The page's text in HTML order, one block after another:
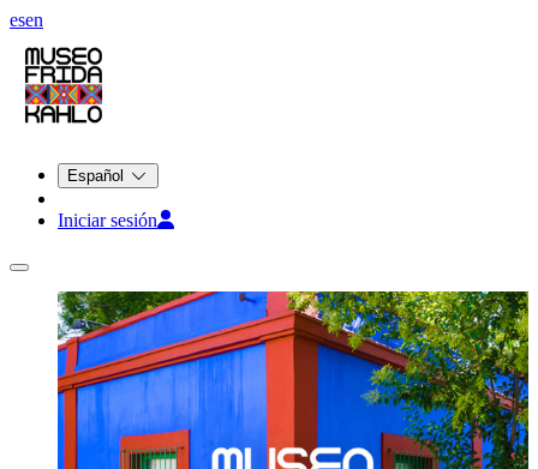
esen
Español
Iniciar sesión